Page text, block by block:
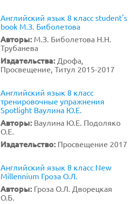
Английский язык 8 класс student's
book М.З. Биболетова
Авторы: М.З. Биболетова Н.Н.
Трубанева
Издательства: Дрофа,
Просвещение, Титул 2015-2017
Английский язык 8 класс
тренировочные упражнения
Spotlight Ваулина Ю.Е.
Авторы: Ваулина Ю.Е. Подоляко
О.Е.
Издательство: Просвещение 2017
Английский язык 8 класс New
Millennium Гроза О.Л.
Авторы: Гроза О.Л. Дворецкая
О.Б.